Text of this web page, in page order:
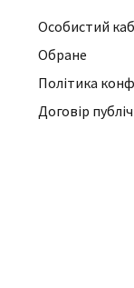
Особистий
Обране
Політика
Договір